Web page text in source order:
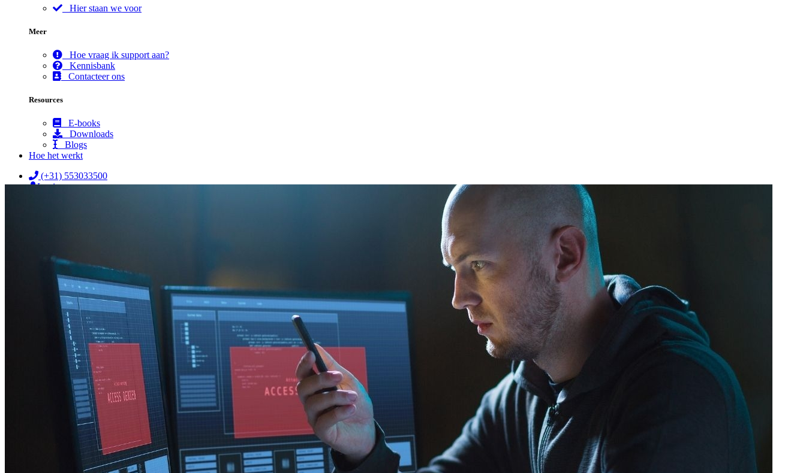
Hier staan we voor
Meer
Hoe vraag ik support aan?
Kennisbank
Contacteer ons
Resources
E-books
Downloads
Blogs
Hoe het werkt
(+31) 553033500
Login